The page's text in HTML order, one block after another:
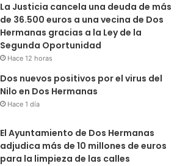
La Justicia cancela una deuda de más
de 36.500 euros a una vecina de Dos
Hermanas gracias a la Ley de la
Segunda Oportunidad
Hace 12 horas
Dos nuevos positivos por el virus del
Nilo en Dos Hermanas
Hace 1 día
El Ayuntamiento de Dos Hermanas
adjudica más de 10 millones de euros
para la limpieza de las calles